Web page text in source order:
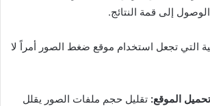
إلى قمة النتائج.
التي تجعل استخدام موقع ضغط الصور أمراً لا
الموقع: تقليل حجم ملفات الصور يقلل